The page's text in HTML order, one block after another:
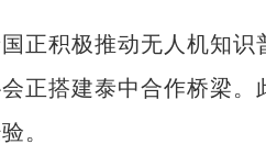
积极推动无人机知识
正搭建泰中合作桥梁。
。